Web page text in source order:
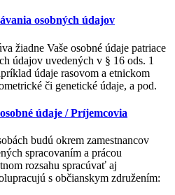
osobných údajov
žiadne Vaše osobné údaje patriace
údajov uvedených v § 16 ods. 1
údaje rasovom a etnickom
či genetické údaje, a pod.
údaje / Príjemcovia
budú okrem zamestnancov
spracovaním a prácou
rozsahu spracúvať aj
s občianskym združením: